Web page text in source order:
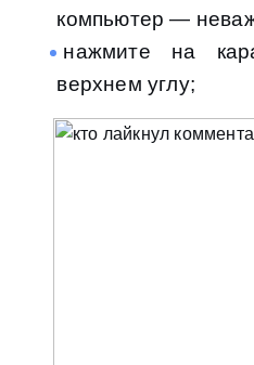
компьютер —
нажмите на
верхнем углу;